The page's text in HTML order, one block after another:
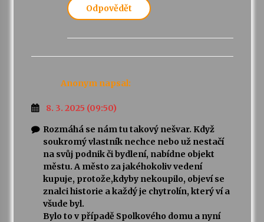
Odpovědět
Anonym napsal:
8. 3. 2025 (09:50)
Rozmáhá se nám tu takový nešvar. Když
soukromý vlastník nechce nebo už nestačí
na svůj podnik či bydlení, nabídne objekt
městu. A město za jakéhokoliv vedení
kupuje, protože,kdyby nekoupilo, objeví se
znalci historie a každý je chytrolín, který ví a
všude byl.
Bylo to v případě Spolkového domu a nyní